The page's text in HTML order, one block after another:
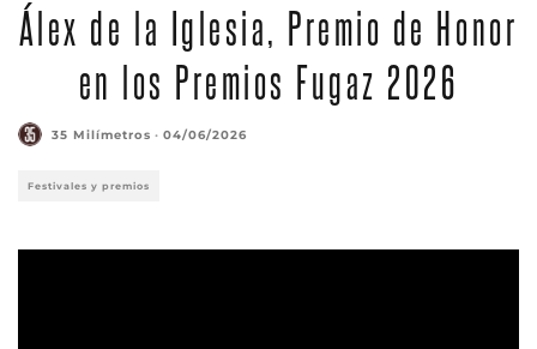
Álex de la Iglesia, Premio de Honor
en los Premios Fugaz 2026
35 Milímetros · 04/06/2026
Festivales y premios